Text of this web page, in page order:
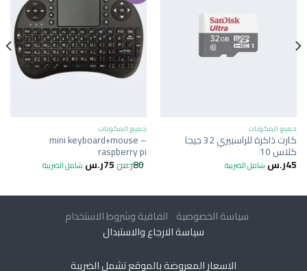
جميع المكونات
كارت ذاكرة للراسبيري 32 جيجا
كلاس 10
45ر.س شامل الضريبة
جميع المكونات
mini keyboard+mouse –
raspberry pi
80ر.س75ر.س شامل الضريبة
سياسة الخصوصية اتفاقية وشروط الاستخدام
سياسة الارجاع والاستبدال
الاسعار المعروضة بالموقع تشمل الضريبة